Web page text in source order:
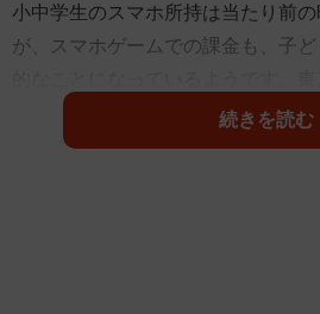
小中学生のスマホ所持は当たり前
が、スマホゲームでの課金も、子
年6月に発表した「児童・生徒のイ
査（2022年度）」によると、ゲー
続きを読む